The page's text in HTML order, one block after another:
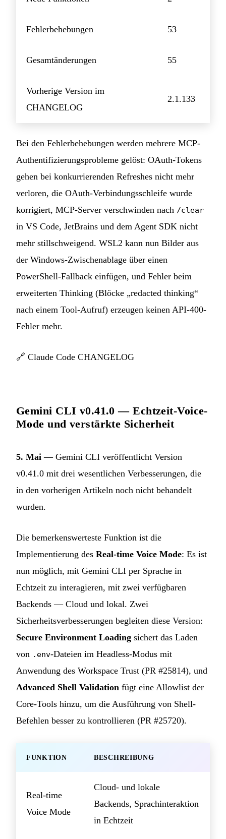
Fehlerbehebungen 53
Gesamtänderungen 55
Vorherige Version im
CHANGELOG
2.1.133
Bei den Fehlerbehebungen werden mehrere MCP-
Authentifizierungsprobleme gelöst: OAuth-Tokens
gehen bei konkurrierenden Refreshes nicht mehr
verloren, die OAuth-Verbindungsschleife wurde
korrigiert, MCP-Server verschwinden nach /clear
in VS Code, JetBrains und dem Agent SDK nicht
mehr stillschweigend. WSL2 kann nun Bilder aus
der Windows-Zwischenablage über einen
PowerShell-Fallback einfügen, und Fehler beim
erweiterten Thinking (Blöcke „redacted thinking“
nach einem Tool-Aufruf) erzeugen keinen API-400-
Fehler mehr.
🔗 Claude Code CHANGELOG
Gemini CLI v0.41.0 — Echtzeit-Voice-
Mode und verstärkte Sicherheit
5. Mai — Gemini CLI veröffentlicht Version
v0.41.0 mit drei wesentlichen Verbesserungen, die
in den vorherigen Artikeln noch nicht behandelt
wurden.
Die bemerkenswerteste Funktion ist die
Implementierung des Real-time Voice Mode: Es ist
nun möglich, mit Gemini CLI per Sprache in
Echtzeit zu interagieren, mit zwei verfügbaren
Backends — Cloud und lokal. Zwei
Sicherheitsverbesserungen begleiten diese Version:
Secure Environment Loading sichert das Laden
von .env-Dateien im Headless-Modus mit
Anwendung des Workspace Trust (PR #25814), und
Advanced Shell Validation fügt eine Allowlist der
Core-Tools hinzu, um die Ausführung von Shell-
Befehlen besser zu kontrollieren (PR #25720).
FUNKTION BESCHREIBUNG
Real-time
Voice Mode
Cloud- und lokale
Backends, Sprachinteraktion
in Echtzeit